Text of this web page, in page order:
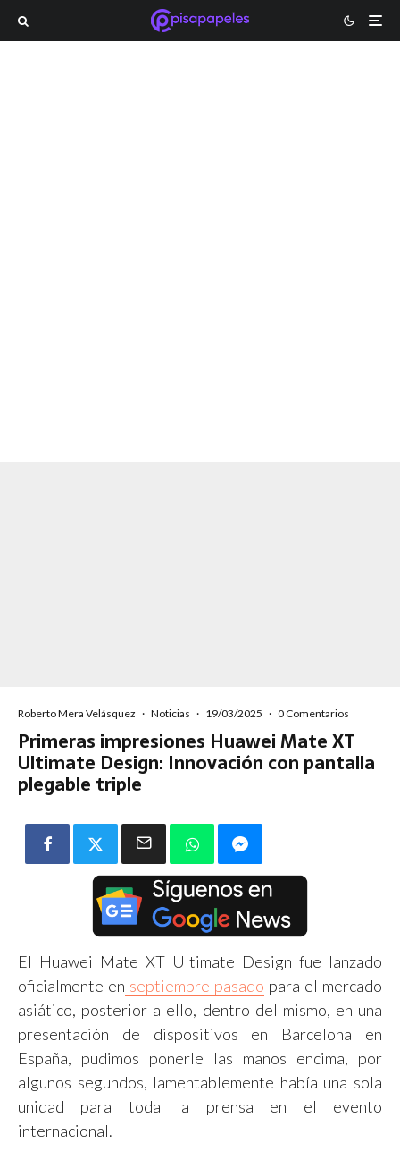
Roberto Mera Velásquez · Noticias · 19/03/2025 · 0 Comentarios
Primeras impresiones Huawei Mate XT
Ultimate Design: Innovación con pantalla
plegable triple
El Huawei Mate XT Ultimate Design fue lanzado
oficialmente en septiembre pasado para el mercado
asiático, posterior a ello, dentro del mismo, en una
presentación de dispositivos en Barcelona en
España, pudimos ponerle las manos encima, por
algunos segundos, lamentablemente había una sola
unidad para toda la prensa en el evento
internacional.